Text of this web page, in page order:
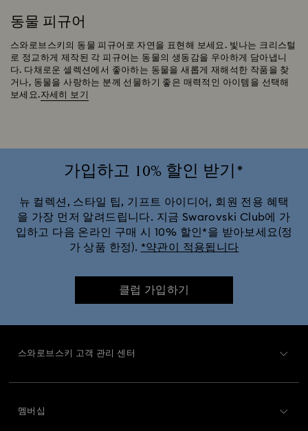
동물 피규어
스와로브스키의 동물 피규어로 자연을 표현해 보세요. 빛나는 크리스털
로 정교하게 제작된 각 피규어는 동물의 생동감을 우아하게 담아냅니
다. 다채로운 셀렉션에서 좋아하는 동물을 새롭게 재해석한 작품을 찾
거나, 동물을 사랑하는 분께 선물하기 좋은 매력적인 아이템을 선택해
보세요.자세히 보기
가입하고 10% 할인 받기*
뉴 컬렉션, 스타일 팁, 기프트 아이디어, 회원 전용 혜택
을 가장 먼저 알려드립니다. 지금 Swarovski Club에 가
입하고 다음 온라인 구매 시 10% 할인*을 받아보세요(정
가 상품 한정). *약관이 적용됩니다
클럽 가입하기
스와로브스키 고객 관리 센터
멤버십